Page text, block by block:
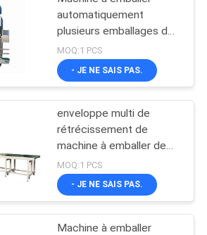
automatiquement
plusieurs emballages de
10 kg à 50 kg
MOQ:1 PCS
- JE NE SAIS PAS.
enveloppe multi de
rétrécissement de
machine à emballer de
1960mm
MOQ:1 PCS
- JE NE SAIS PAS.
Machine à emballer